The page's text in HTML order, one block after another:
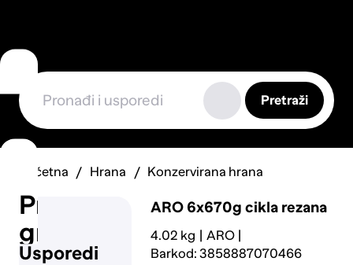
Usporedi
Prijavi
grešku
Pretraži
Početna Hrana Konzervirana hrana
ARO 6x670g cikla rezana
4.02 kg
ARO
Barkod: 3858887070466